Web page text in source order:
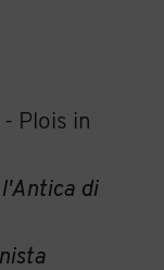
- Plois in
l'Antica di